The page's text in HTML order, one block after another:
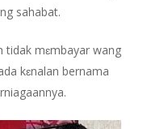
sahabat.
tidak mɛmbayar wang
kɛnalan bernama